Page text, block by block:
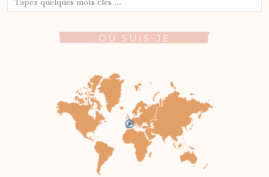
OÙ SUIS-JE